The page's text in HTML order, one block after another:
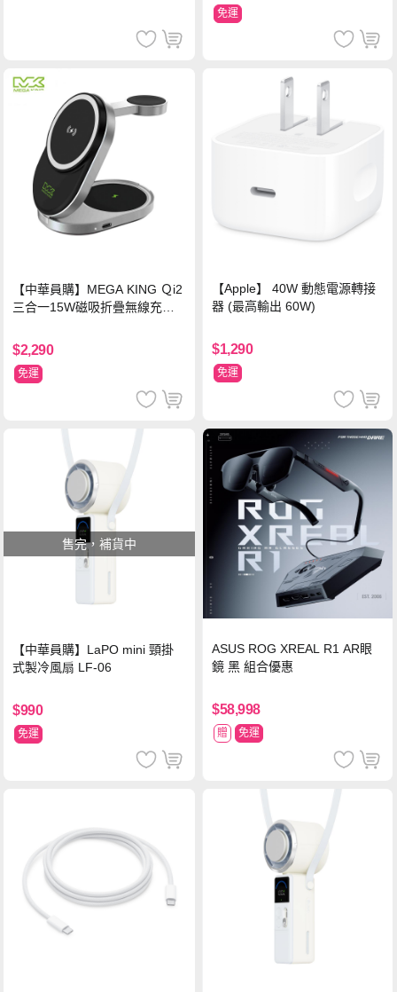
免運
【中華員購】MEGA KING Ｑi2
三合一15W磁吸折疊無線充電
$2,290
免運
【Apple】 40W 動態電源轉接
器 (最高輸出 60W)
$1,290
免運
售完，補貨中
【中華員購】LaPO mini 頸掛
式製冷風扇 LF-06
$990
免運
ASUS ROG XREAL R1 AR眼
鏡 黑 組合優惠
$58,998
贈 免運